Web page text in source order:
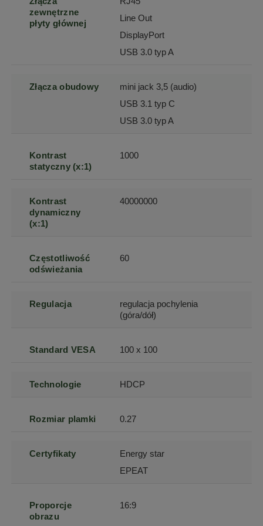
zewnętrzne
płyty głównej
Line Out
DisplayPort
USB 3.0 typ A
Złącza obudowy
mini jack 3,5 (audio)
USB 3.1 typ C
USB 3.0 typ A
Kontrast
statyczny (x:1)
1000
Kontrast
dynamiczny
(x:1)
40000000
Częstotliwość
odświeżania
60
Regulacja
regulacja pochylenia
(góra/dół)
Standard VESA 100 x 100
Technologie HDCP
Rozmiar plamki 0.27
Certyfikaty
Energy star
EPEAT
Proporcje
obrazu
16:9